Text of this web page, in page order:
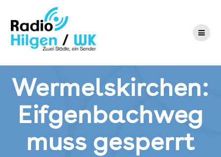
springen
Wermelskirchen:
Eifgenbachweg
muss gesperrt